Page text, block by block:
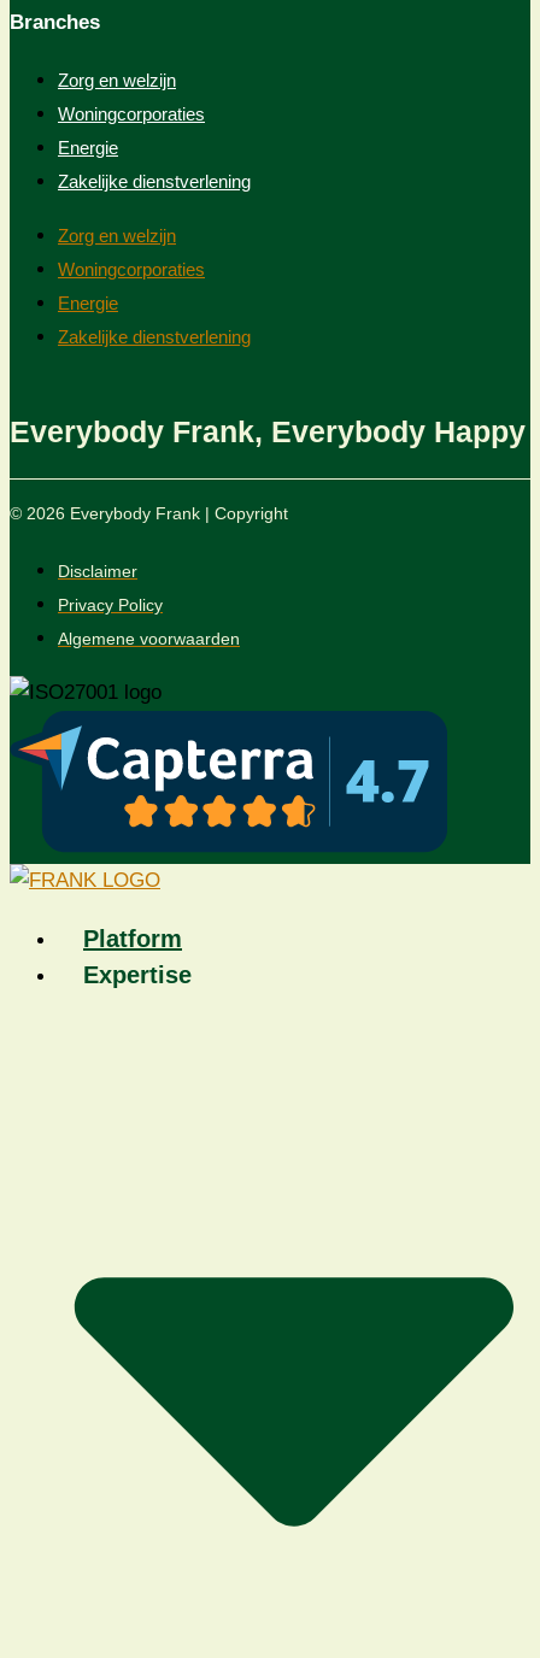
Branches
Zorg en welzijn
Woningcorporaties
Energie
Zakelijke dienstverlening
Zorg en welzijn
Woningcorporaties
Energie
Zakelijke dienstverlening
Everybody Frank, Everybody Happy
© 2026 Everybody Frank | Copyright
Disclaimer
Privacy Policy
Algemene voorwaarden
Platform
Expertise